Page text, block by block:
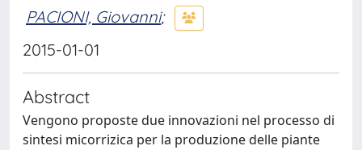
PACIONI, Giovanni;
2015-01-01
Abstract
Vengono proposte due innovazioni nel processo di
sintesi micorrizica per la produzione delle piante